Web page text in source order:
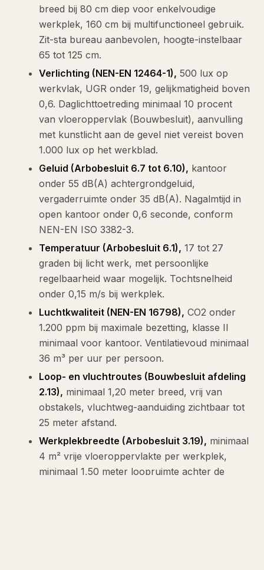
breed bij 80 cm diep voor enkelvoudige
werkplek, 160 cm bij multifunctioneel gebruik.
Zit-sta bureau aanbevolen, hoogte-instelbaar
65 tot 125 cm.
Verlichting (NEN-EN 12464-1), 500 lux op
werkvlak, UGR onder 19, gelijkmatigheid boven
0,6. Daglichttoetreding minimaal 10 procent
van vloeroppervlak (Bouwbesluit), aanvulling
met kunstlicht aan de gevel niet vereist boven
1.000 lux op het werkblad.
Geluid (Arbobesluit 6.7 tot 6.10), kantoor
onder 55 dB(A) achtergrondgeluid,
vergaderruimte onder 35 dB(A). Nagalmtijd in
open kantoor onder 0,6 seconde, conform
NEN-EN ISO 3382-3.
Temperatuur (Arbobesluit 6.1), 17 tot 27
graden bij licht werk, met persoonlijke
regelbaarheid waar mogelijk. Tochtsnelheid
onder 0,15 m/s bij werkplek.
Luchtkwaliteit (NEN-EN 16798), CO2 onder
1.200 ppm bij maximale bezetting, klasse II
minimaal voor kantoor. Ventilatievoud minimaal
36 m³ per uur per persoon.
Loop- en vluchtroutes (Bouwbesluit afdeling
2.13), minimaal 1,20 meter breed, vrij van
obstakels, vluchtweg-aanduiding zichtbaar tot
25 meter afstand.
Werkplekbreedte (Arbobesluit 3.19), minimaal
4 m² vrije vloeroppervlakte per werkplek,
minimaal 1,50 meter loopruimte achter de